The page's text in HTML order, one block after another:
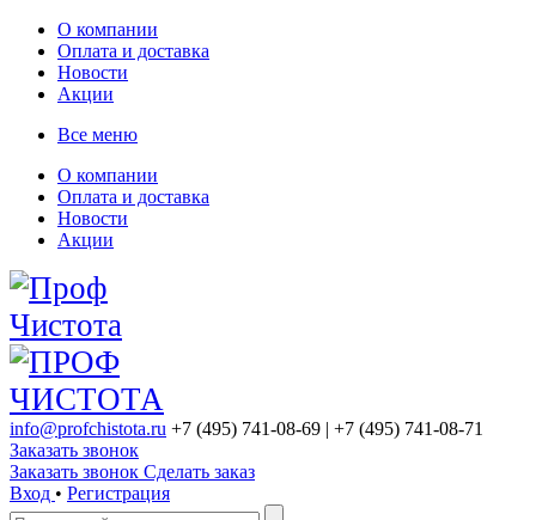
О компании
Оплата и доставка
Новости
Акции
Все меню
О компании
Оплата и доставка
Новости
Акции
info@profchistota.ru +7 (495) 741-08-69 | +7 (495) 741-08-71
Заказать звонок
Заказать звонок Сделать заказ
Вход • Регистрация